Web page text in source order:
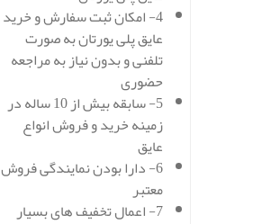
4- امکان ثبت سفارش و خرید
عایق پلی یورتان به صورت
تلفنی و بدون نیاز به مراجعه
حضوری
5- سابقه بیش از 10 ساله در
زمینه خرید و فروش انواع
عایق
6- دارا بودن نمایندگی فروش
معتبر
7- اعمال تخفیف های بسیار